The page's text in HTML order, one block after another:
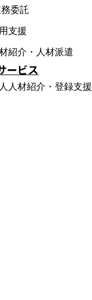
委託
支援
紹介・人材派遣
ービス
人材紹介・登録支援